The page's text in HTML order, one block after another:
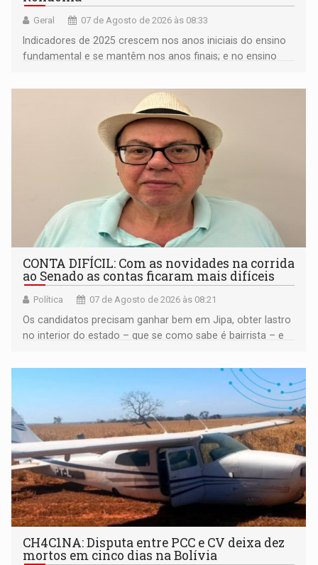
Geral 07 de Agosto de 2026 às 08:33
Indicadores de 2025 crescem nos anos iniciais do ensino
fundamental e se mantêm nos anos finais; e no ensino
CONTA DIFÍCIL: Com as novidades na corrida
ao Senado as contas ficaram mais difíceis
Política 07 de Agosto de 2026 às 08:21
Os candidatos precisam ganhar bem em Jipa, obter lastro
no interior do estado – que se como sabe é bairrista – e
garantir
CH4C1NA: Disputa entre PCC e CV deixa dez
mortos em cinco dias na Bolívia